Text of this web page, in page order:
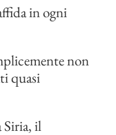
in ogni
non
quasi
Siria, il